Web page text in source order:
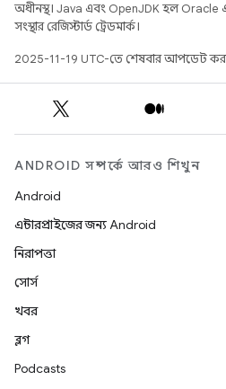
অধীনস্থ। Java এবং OpenJDK হল Oracle
সংস্থার রেজিস্টার্ড ট্রেডমার্ক।
2025-11-19 UTC-তে শেষবার আপডেট করা
ANDROID সম্পর্কে আরও শিখুন
Android
এন্টারপ্রাইজের জন্য Android
নিরাপত্তা
সোর্স
খবর
ব্লগ
Podcasts